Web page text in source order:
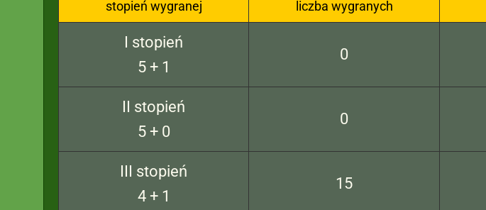
stopień wygranej liczba wygranych
I stopień
5 + 1
0
II stopień
5 + 0
0
III stopień
4 + 1
15